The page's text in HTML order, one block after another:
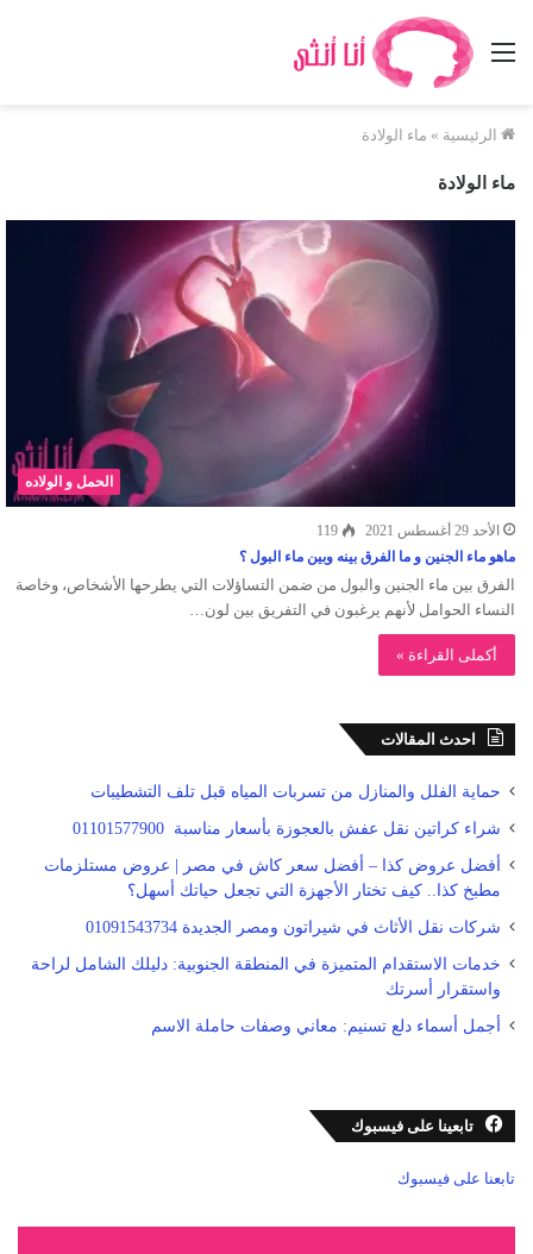
القائمة
الرئيسية » ماء الولادة
ماء الولادة
الحمل و الولاده
الأحد 29 أغسطس 2021
119
ماهو ماء الجنين و ما الفرق بينه وبين ماء البول ؟
الفرق بين ماء الجنين والبول من ضمن التساؤلات التي يطرحها الأشخاص، وخاصة
النساء الحوامل لأنهم يرغبون في التفريق بين لون…
أكملى القراءة »
احدث المقالات
حماية الفلل والمنازل من تسربات المياه قبل تلف التشطيبات
شراء كراتين نقل عفش بالعجوزة بأسعار مناسبة 01101577900
أفضل عروض كذا – أفضل سعر كاش في مصر | عروض مستلزمات
مطبخ كذا.. كيف تختار الأجهزة التي تجعل حياتك أسهل؟
شركات نقل الأثاث في شيراتون ومصر الجديدة 01091543734
خدمات الاستقدام المتميزة في المنطقة الجنوبية: دليلك الشامل لراحة
واستقرار أسرتك
أجمل أسماء دلع تسنيم: معاني وصفات حاملة الاسم
تابعينا على فيسبوك
تابعنا على فيسبوك